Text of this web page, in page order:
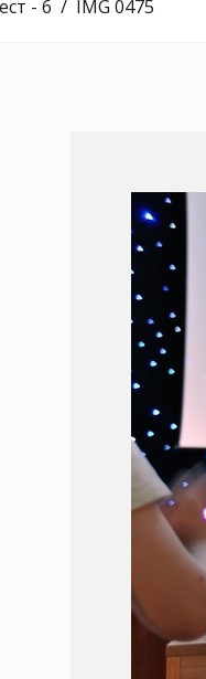
- 6 IMG 0475